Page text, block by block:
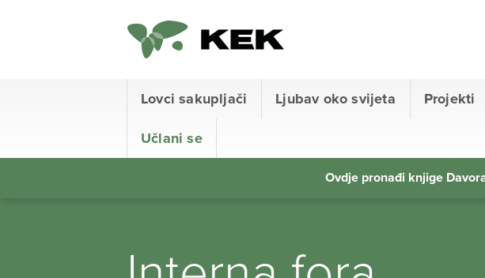
Lovci sakupljači Ljubav oko svijeta Projekti
Učlani se
Ovdje pronađi knjige